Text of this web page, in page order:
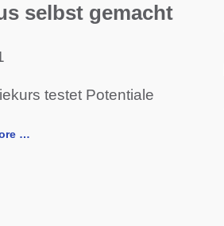
selbst gemacht
testet Potentiale
…